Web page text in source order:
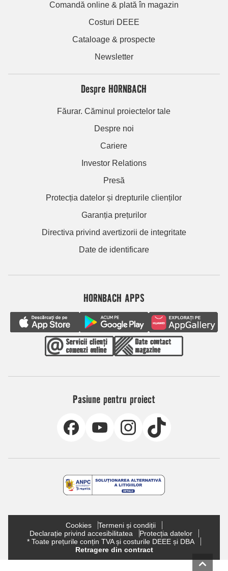
Comandă online & plată în magazin
Costuri DEEE
Cataloage & prospecte
Newsletter
Despre HORNBACH
Făurar. Căminul proiectelor tale
Despre noi
Cariere
Investor Relations
Presă
Protecția datelor și drepturile clienților
Garanția prețurilor
Directiva privind avertizorii de integritate
Date de identificare
HORNBACH APPS
Pasiune pentru proiect
Cookies
Termeni și condiții
Declarație privind accesibilitatea
Protecția datelor
* Toate prețurile conțin TVA și costurile DEEE și DBA
Retragere din contract